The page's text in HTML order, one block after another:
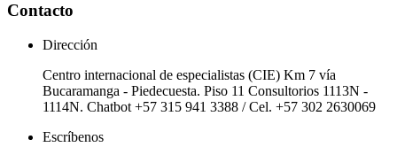
Contacto
Dirección
Centro internacional de especialistas (CIE) Km 7 vía
Bucaramanga - Piedecuesta. Piso 11 Consultorios 1113N -
1114N. Chatbot +57 315 941 3388 / Cel. +57 302 2630069
Escríbenos